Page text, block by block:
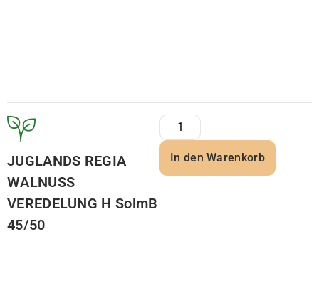
JUGLANDS REGIA
WALNUSS
VEREDELUNG H SolmB
45/50
In den Warenkorb